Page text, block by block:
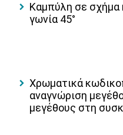
Καμπύλη σε σχήμα
γωνία 45°
Χρωματικά
αναγνώριση
μεγέθους στη